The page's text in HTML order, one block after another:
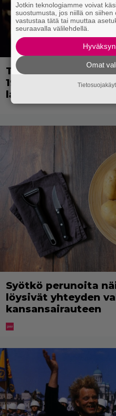
Tänään tv:ssä:
1999 – Stephen King
laadun takeina
Syötkö perunoita
löysivät yhteyden
kansansairauteen
Jotkin teknologiamme voivat
suostumusta, jos niillä on siihen
vastustaa tätä tai muuttaa
seuraavalla välilehdellä.
Omat